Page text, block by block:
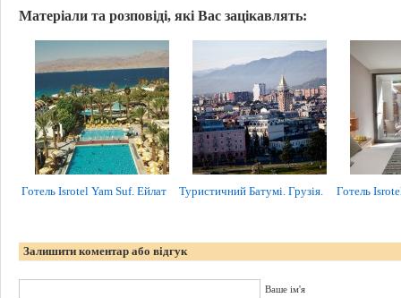
Матеріали та розповіді, які Вас зацікавлять:
Готель Isrotel Yam Suf. Ейлат Туристичний Батумі. Грузія. Готель
Залишити коментар або відгук
Ваше ім'я